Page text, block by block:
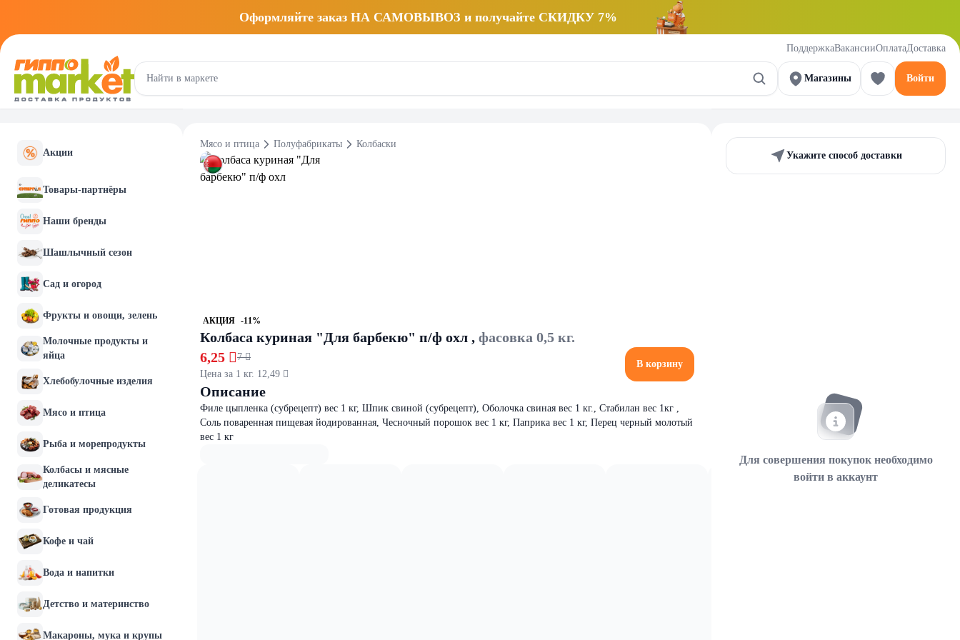
Оформляйте заказ НА САМОВЫВОЗ и получайте СКИДКУ 7%
ПоддержкаВакансииОплатаДоставка
Магазины Войти
Акции
Товары-партнёры
Наши бренды
Шашлычный сезон
Сад и огород
Фрукты и овощи, зелень
Молочные продукты и
яйца
Хлебобулочные изделия
Мясо и птица
Рыба и морепродукты
Колбасы и мясные
деликатесы
Готовая продукция
Кофе и чай
Вода и напитки
Детство и материнство
Макароны, мука и крупы
Мясо и птица Полуфабрикаты Колбаски
АКЦИЯ -11%
Колбаса куриная "Для барбекю" п/ф охл , фасовка 0,5 кг.
6,25 7 
Цена за 1 кг. 12,49 
В корзину
Описание
Филе цыпленка (субрецепт) вес 1 кг, Шпик свиной (субрецепт), Оболочка свиная вес 1 кг., Стабилан вес 1кг ,
Соль поваренная пищевая йодированная, Чесночный порошок вес 1 кг, Паприка вес 1 кг, Перец черный молотый
вес 1 кг
Укажите способ доставки
Для совершения покупок необходимо
войти в аккаунт